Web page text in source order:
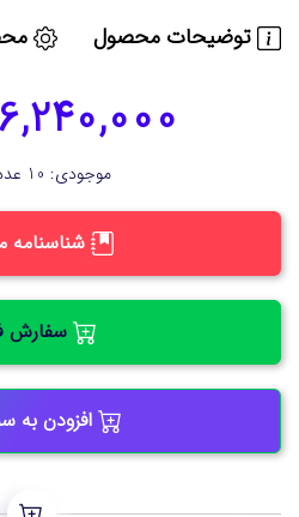
توضیحات محصول
6,240,000 تومان
موجودی: 10 عدد/دست
سفارش
افزودن به